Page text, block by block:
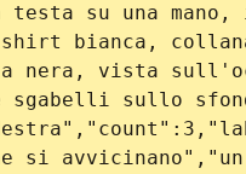
su una mano,
bianca,
nera, vista
sgabelli sullo
avvicinano","un